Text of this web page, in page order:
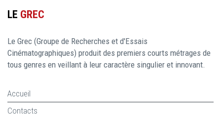
LE GREC
Le Grec (Groupe de Recherches et d'Essais
Cinématographiques) produit des premiers courts métrages de
tous genres en veillant à leur caractère singulier et innovant.
Accueil
Contacts